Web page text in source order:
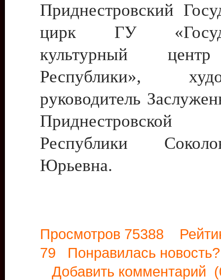
Приднестровский
цирк ГУ
культурный
Республики»,
руководитель
Приднестровской
Республики
Юрьевна.
Просмотров 75388
79 Понравилась
Добавить комментарий